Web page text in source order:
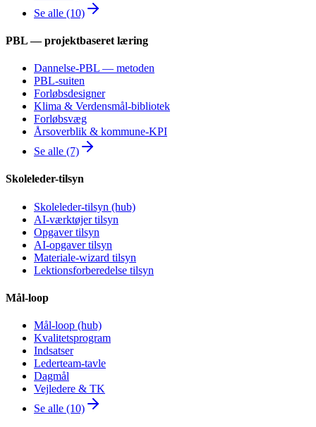
Se alle (10)
PBL — projektbaseret læring
Dannelse-PBL — metoden
PBL-suiten
Forløbsdesigner
Klima & Verdensmål-bibliotek
Forløbsvæg
Årsoverblik & kommune-KPI
Se alle (7)
Skoleleder-tilsyn
Skoleleder-tilsyn (hub)
AI-værktøjer tilsyn
Opgaver tilsyn
AI-opgaver tilsyn
Materiale-wizard tilsyn
Lektionsforberedelse tilsyn
Mål-loop
Mål-loop (hub)
Kvalitetsprogram
Indsatser
Lederteam-tavle
Dagmål
Vejledere & TK
Se alle (10)